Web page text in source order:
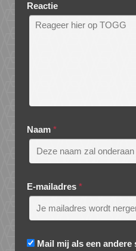
Reactie
Naam *
E-mailadres *
Mail mij als een